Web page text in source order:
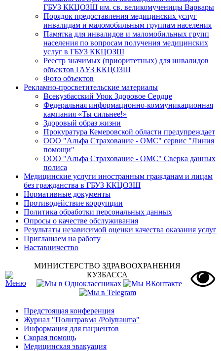
ГБУЗ ККЦОЗШ им. св. великомученицы Варвары
Порядок предоставления медицинских услуг
инвалидам и маломобильным группам населения
Памятка для инвалидов и маломобильных групп
населения по вопросам получения медицинских
услуг в ГБУЗ ККЦОЗШ
Реестр значимых (приоритетных) для инвалидов
объектов ГАУЗ ККЦОЗШ
Фото объектов
Рекламно-просветительские материалы
Всекузбасский Урок Здоровое Сердце
Федеральная информационно-коммуникационная
кампания «Ты сильнее!»
Здоровый образ жизни
Прокуратура Кемеровской области предупреждает
ООО "Альфа Страхование - ОМС" сервис "Линия
помощи"
ООО "Альфа Страхование - ОМС" Сверка данных
полиса
Медицинские услуги иностранным гражданам и лицам
без гражданства в ГБУЗ ККЦОЗШ
Нормативные документы
Противодействие коррупции
Политика обработки персональных данных
Опросы о качестве обслуживания
Результаты независимой оценки качества оказания услуг
Приглашаем на работу
Наставничество
МИНИСТЕРСТВО ЗДРАВООХРАНЕНИЯ
КУЗБАССА
Предстоящая конференция
Журнал "Политравма /Polytrauma"
Информация для пациентов
Скорая помощь
Медицинская эвакуация